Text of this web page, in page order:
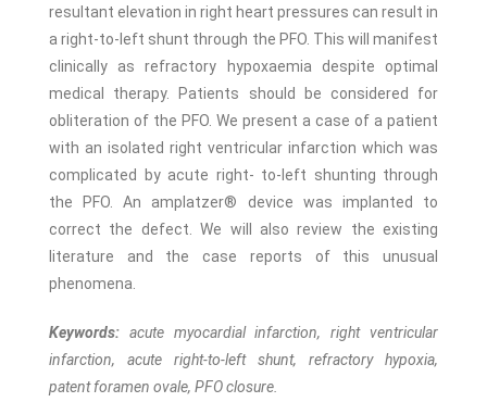
resultant elevation in right heart pressures can result in
a right-to-left shunt through the PFO. This will manifest
clinically as refractory hypoxaemia despite optimal
medical therapy. Patients should be considered for
obliteration of the PFO. We present a case of a patient
with an isolated right ventricular infarction which was
complicated by acute right- to-left shunting through
the PFO. An amplatzer® device was implanted to
correct the defect. We will also review the existing
literature and the case reports of this unusual
phenomena.
Keywords: acute myocardial infarction, right ventricular
infarction, acute right-to-left shunt, refractory hypoxia,
patent foramen ovale, PFO closure.